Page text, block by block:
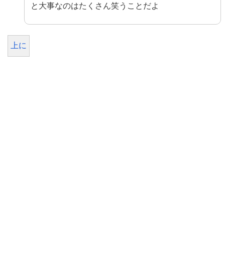
と大事なのはたくさん笑うことだよ
上に